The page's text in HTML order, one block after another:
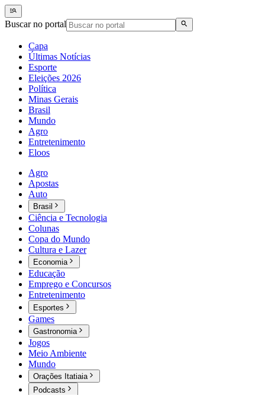
Buscar no portal
Capa
Últimas Notícias
Esporte
Eleições 2026
Política
Minas Gerais
Brasil
Mundo
Agro
Entretenimento
Eloos
Agro
Apostas
Auto
Brasil
Ciência e Tecnologia
Colunas
Copa do Mundo
Cultura e Lazer
Economia
Educação
Emprego e Concursos
Entretenimento
Esportes
Games
Gastronomia
Jogos
Meio Ambiente
Mundo
Orações Itatiaia
Podcasts